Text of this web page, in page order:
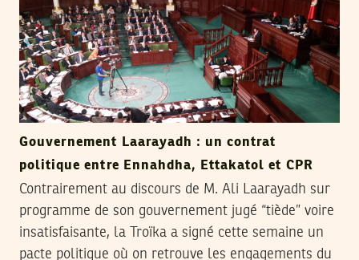
Gouvernement Laarayadh : un contrat
politique entre Ennahdha, Ettakatol et CPR
Contrairement au discours de M. Ali Laarayadh sur
programme de son gouvernement jugé “tiède” voire
insatisfaisante, la Troïka a signé cette semaine un
pacte politique où on retrouve les engagements du